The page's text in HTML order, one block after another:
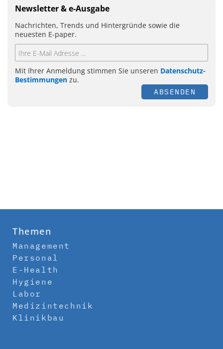
Newsletter & e-Ausgabe
Nachrichten, Trends und Hintergründe sowie die
neuesten E-paper.
Mit Ihrer Anmeldung stimmen Sie unseren Datenschutz-
Bestimmungen zu.
ABSENDEN
Themen
Management
Personal
E-Health
Hygiene
Labor
Medizintechnik
Klinikbau